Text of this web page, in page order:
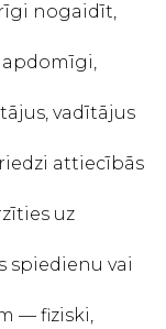
nogaidīt,
vadītājus
attiecībās
uz
spiedienu vai
— fiziski,